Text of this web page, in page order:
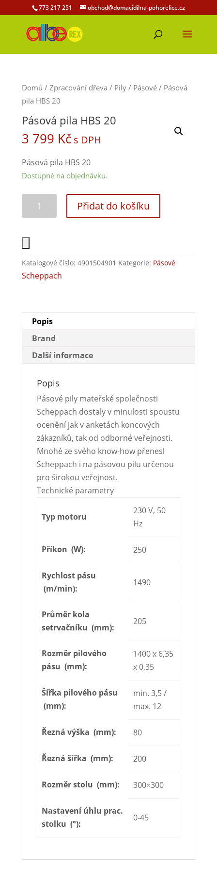
773 217 251 obchod@domacidilna-pohorelice.cz
Domů / Zpracování dřeva / Pily/ Pásové/ Pásová
pila HBS 20
Pásová pila HBS 20
3 799 Kč s DPH
Pásová pila HBS 20
Dostupné na objednávku.
Přidat do košíku
Katalogové číslo: 4901504901 Kategorie: Pásové
Scheppach
Popis
Brand
Další informace
Popis
Pásové pily mateřské společnosti
Scheppach dostaly v minulosti spoustu
ocenění jak v anketách koncových
zákazníků, tak od odborné veřejnosti.
Mnohé ze svého know-how přenesl
Scheppach i na pásovou pilu určenou
pro širokou veřejnost.
Technické parametry
Typ motoru
230 V, 50
Hz
Příkon (W): 250
Rychlost pásu
(m/min):
1490
Průměr kola
setrvačníku (mm):
205
Rozměr pilového
pásu (mm):
1400 x 6,35
x 0,35
Šířka pilového pásu
(mm):
min. 3,5 /
max. 12
Řezná výška (mm): 80
Řezná šířka (mm): 200
Rozměr stolu (mm): 300×300
Nastavení úhlu prac.
stolku (°):
0-45